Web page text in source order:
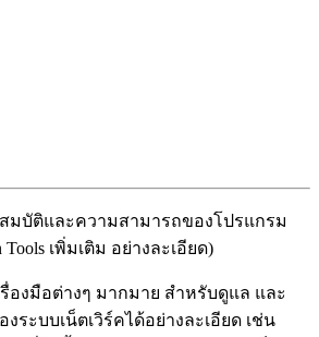
สมบัติและความสามารถของโปรแกรม
Tools เพิ่มเติม อย่างละเอียด)
องมือต่างๆ มากมาย สำหรับดูแล และ
ระบบเน็ตเวิร์คได้อย่างละเอียด เช่น